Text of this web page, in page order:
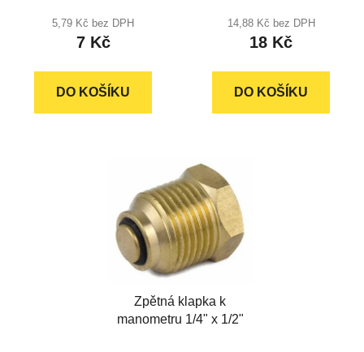
produktu
je
z
5,79 Kč bez DPH
7 Kč
DO KOŠÍKU
produktu
je
z
14,88 Kč bez DPH
18 Kč
DO KOŠÍKU
Zpětná klapka k
manometru 1/4" x 1/2"